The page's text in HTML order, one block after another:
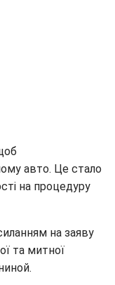
авто. Це стало
на процедуру
на заяву
та митної